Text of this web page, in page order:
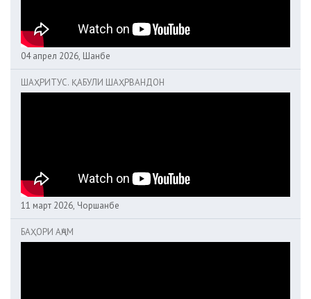
04 апрел 2026, Шанбе
ШАҲРИТУС. ҚАБУЛИ ШАҲРВАНДОН
11 март 2026, Чоршанбе
БАҲОРИ АҶАМ